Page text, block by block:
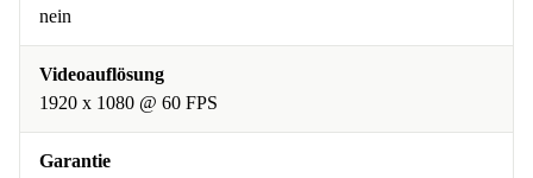
nein
Videoauflösung
1920 x 1080 @ 60 FPS
Garantie